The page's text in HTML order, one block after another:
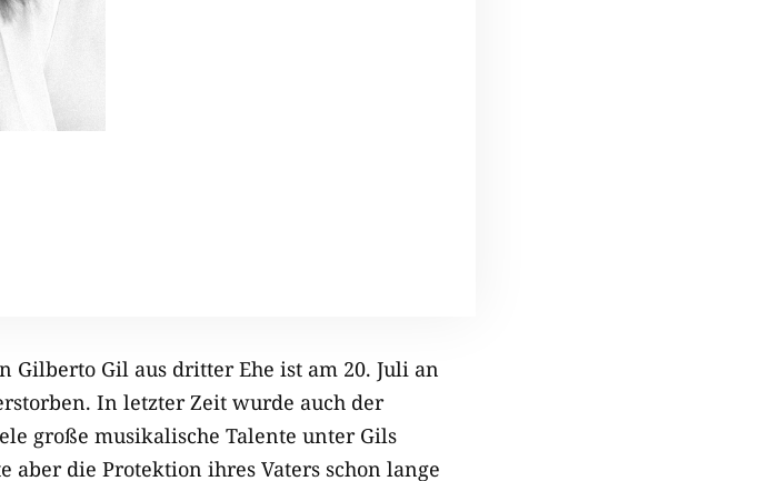
Gilberto Gil aus dritter Ehe ist am 20. Juli an
In letzter Zeit wurde auch der
große musikalische Talente unter Gils
die Protektion ihres Vaters schon lange